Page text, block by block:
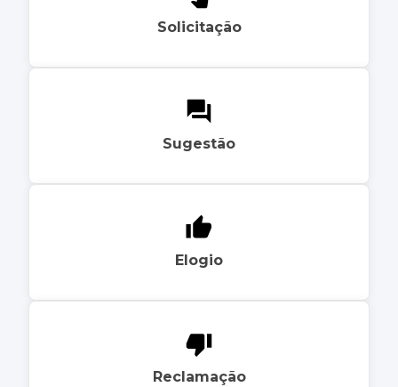
Solicitação
Sugestão
Elogio
Reclamação